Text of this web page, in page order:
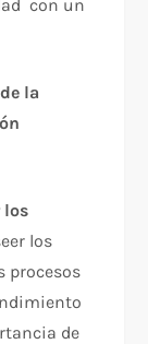
con un
la
los
los
procesos
de